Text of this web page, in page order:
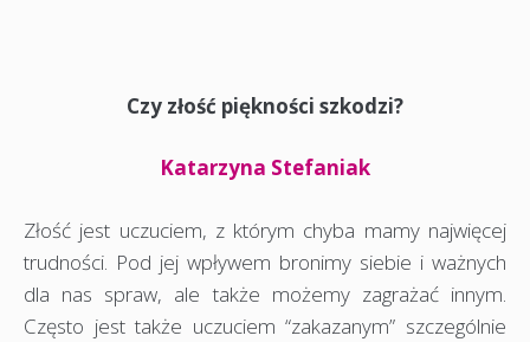
Czy złość piękności szkodzi?
Katarzyna Stefaniak
Złość jest uczuciem, z którym chyba mamy najwięcej
trudności. Pod jej wpływem bronimy siebie i ważnych
dla nas spraw, ale także możemy zagrażać innym.
Często jest także uczuciem “zakazanym” szczególnie